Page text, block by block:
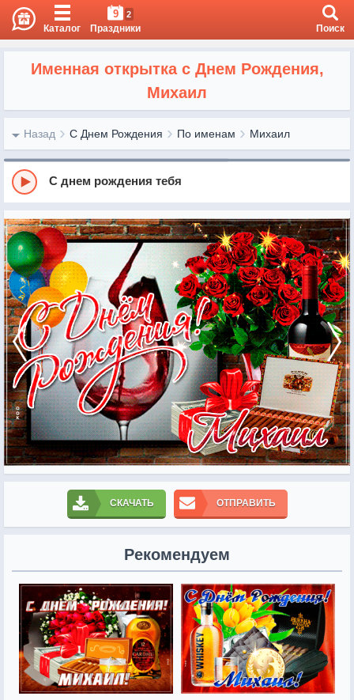
Каталог
9 2
Праздники Поиск
Именная открытка с Днем Рождения,
Михаил
Назад С Днем Рождения По именам Михаил
С днем рождения тебя
СКАЧАТЬ ОТПРАВИТЬ
Рекомендуем